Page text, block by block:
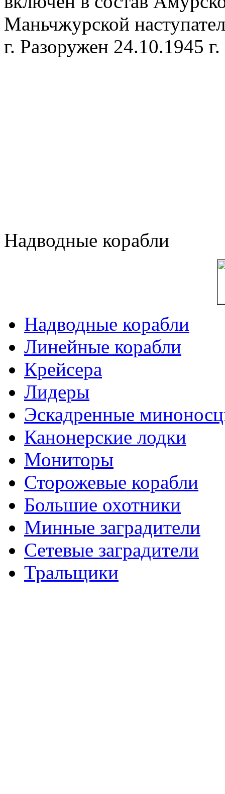
Маньчжурской
г. Разоружен 24.10.1945
Надводные корабли
Надводные корабли
Линейные корабли
Крейсера
Лидеры
Эскадренные
Канонерские лодки
Мониторы
Сторожевые корабли
Большие охотники
Минные заградители
Сетевые заградители
Тральщики